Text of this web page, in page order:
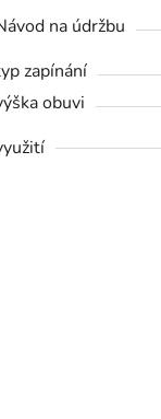
na údržbu
zapínání
obuvi